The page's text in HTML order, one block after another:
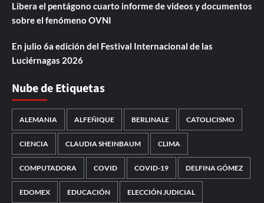
Libera el pentágono cuarto informe de videos y documentos
sobre el fenómeno OVNI
En julio 6a edición del Festival Internacional de las
Luciérnagas 2026
Nube de Etiquetas
ALEMANIA ALFEÑIQUE BERLINALE CATOLICISMO
CIENCIA CLAUDIA SHEINBAUM CLIMA
COMPUTADORA COVID COVID-19 DELFINA GÓMEZ
EDOMEX EDUCACIÓN ELECCIÓN JUDICIAL